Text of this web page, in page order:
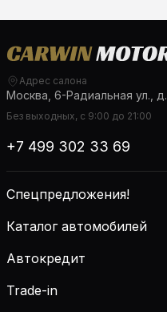
Адрес салона
Москва, 6-Радиальная ул., д.
Без выходных, с 9:00 до 21:00
+7 499 302 33 69
Спецпредложения!
Каталог автомобилей
Автокредит
Trade-in